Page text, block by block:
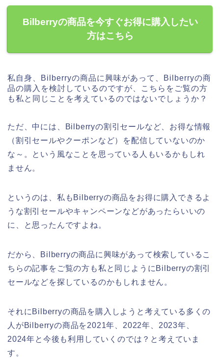
Bilberryの商品を今すぐお得に購入したい
方はこちら
私自身、Bilberryの商品に興味があって、Bilberryの商
品の購入を検討しているのですが、こちらをご覧の方
も私と同じことを考えているのではないでしょうか？
ただ、中には、Bilberryの割引セールなど、お得な情報
（割引セールやクーポンなど）を配信していないのか
な～。という風なことを思っている人もいるかもしれ
ません。
というのは、私もBilberryの商品をお得に購入できるよ
うな割引セールやキャンペーンなどがあったらいいの
に、と思ったんですよね。
だから、Bilberryの商品に興味があって検索しているこ
ちらの記事をご覧の方も私と同じようにBilberryの割引
セールなどを探しているのかもしれません。
それにBilberryの商品を購入しようと考えている多くの
人がBilberryの商品を2021年、2022年、2023年、
2024年と今後も利用していくのでは？と考えていま
す。